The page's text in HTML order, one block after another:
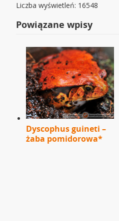
Liczba wyświetleń: 16548
Powiązane wpisy
Dyscophus guineti –
żaba pomidorowa*